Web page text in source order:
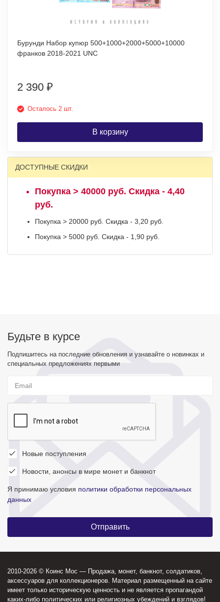
Бурунди Набор купюр 500+1000+2000+5000+10000
франков 2018-2021 UNC
2 390 ₽
Осталось 2 шт.
В корзину
ДОСТУПНЫЕ СКИДКИ
Покупка > 40000 руб. Скидка - 4,40
руб.
Покупка > 20000 руб. Скидка - 3,20 руб.
Покупка > 5000 руб. Скидка - 1,90 руб.
Будьте в курсе
Подпишитесь на последние обновления и узнавайте о новинках и
специальных предложениях первыми
Новые поступления
Новости, анонсы в мире монет и банкнот
Я принимаю условия политики обработки персональных
данных
2010-2026 © Коинс Мос — Продажа, монет, банкнот, солдатиков,
аксессуаров для коллекционеров. Материал размещенный на сайте
имеет только историческую ценность и не является пропагандой
каких-либо политических или религиозных убеждений и взглядов!